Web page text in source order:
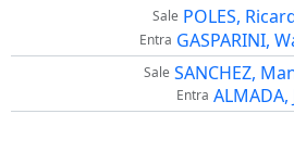
Sale POLES,
Entra GASPARINI,
Sale SANCHEZ,
Entra